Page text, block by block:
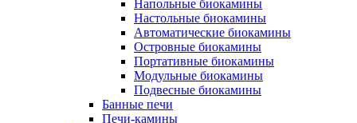
Напольные биокамины
Настольные биокамины
Автоматические биокамины
Островные биокамины
Портативные биокамины
Модульные биокамины
Подвесные биокамины
Банные печи
Печи-камины